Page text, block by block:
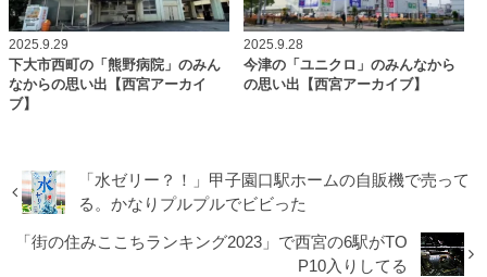
2025.9.29
下大市西町の「熊野病院」のみん
なからの思い出【西宮アーカイ
ブ】
2025.9.28
今津の「ユニクロ」のみんなから
の思い出【西宮アーカイブ】
「水ゼリー？！」甲子園口駅ホームの自販機で売って
る。かなりプルプルでビビった
「街の住みここちランキング2023」で西宮の6駅がTO
P10入りしてる